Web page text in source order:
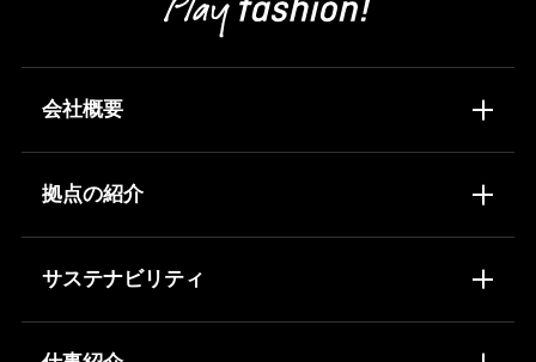
会社概要
拠点の紹介
サステナビリティ